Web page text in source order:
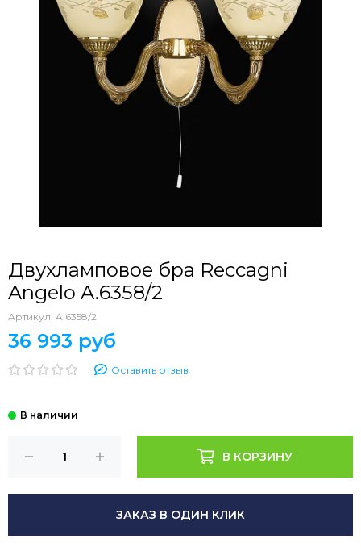
Двухламповое бра Reccagni
Angelo A.6358/2
Артикул: A.6358/2
36 993 руб
Оставить отзыв
В КОРЗИНУ
ЗАКАЗ В ОДИН КЛИК